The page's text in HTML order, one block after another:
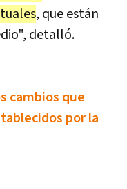
, que están
detalló.
cambios que
por la